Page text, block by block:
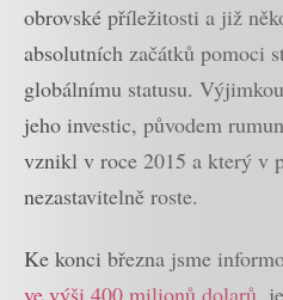
obrovské příležitosti a již
absolutních začátků pomoci
globálnímu statusu.
jeho investic, původem
vznikl v roce 2015 a který v
nezastavitelně roste.
Ke konci března jsme